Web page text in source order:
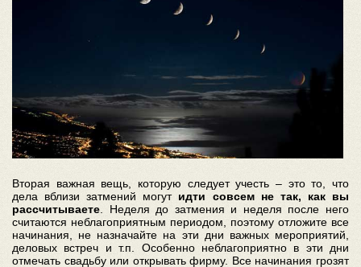
Вторая важная вещь, которую следует учесть – это то, что
дела вблизи затмений могут идти совсем не так, как вы
рассчитываете . Неделя до затмения и неделя после него
считаются неблагоприятным периодом, поэтому отложите все
начинания, не назначайте на эти дни важных мероприятий,
деловых встреч и т.п. Особенно неблагоприятно в эти дни
отмечать свадьбу или открывать фирму. Все начинания грозят